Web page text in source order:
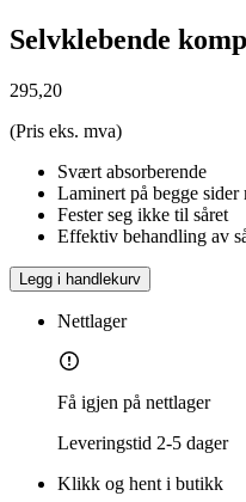
Selvklebende
295,20
(Pris eks. mva)
Svært absorberende
Laminert på begge sider
Fester seg ikke til såret
Effektiv behandling av
Legg i handlekurv
Nettlager
Få igjen på nettlager
Leveringstid 2-5 dager
Klikk og hent i butikk